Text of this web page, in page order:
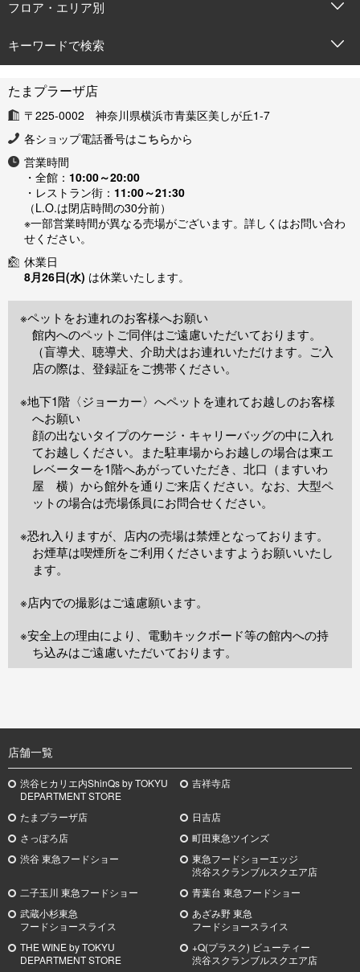
フロア・エリア別
キーワードで検索
たまプラーザ店
〒225-0002 神奈川県横浜市青葉区美しが丘1-7
各ショップ電話番号はこちらから
営業時間
・全館： 10:00～20:00
・レストラン街： 11:00～21:30
（L.O.は閉店時間の30分前）
※一部営業時間が異なる売場がございます。詳しくはお問い合わ
せください。
休業日
8月26日(水) は休業いたします。
※ペットをお連れのお客様へお願い
館内へのペットご同伴はご遠慮いただいております。
（盲導犬、聴導犬、介助犬はお連れいただけます。ご入
店の際は、登録証をご携帯ください。
※地下1階〈ジョーカー〉へペットを連れてお越しのお客様
へお願い
顔の出ないタイプのケージ・キャリーバッグの中に入れ
てお越しください。また駐車場からお越しの場合は東エ
レベーターを1階へあがっていただき、北口（ますいわ
屋 横）から館外を通りご来店ください。なお、大型ペ
ットの場合は売場係員にお問合せください。
※恐れ入りますが、店内の売場は禁煙となっております。
お煙草は喫煙所をご利用くださいますようお願いいたし
ます。
※店内での撮影はご遠慮願います。
※安全上の理由により、電動キックボード等の館内への持
ち込みはご遠慮いただいております。
店舗一覧
渋谷ヒカリエ内ShinQs by TOKYU
DEPARTMENT STORE
吉祥寺店
たまプラーザ店
日吉店
さっぽろ店
町田東急ツインズ
渋谷 東急フードショー
東急フードショーエッジ
渋谷スクランブルスクエア店
二子玉川 東急フードショー
青葉台 東急フードショー
武蔵小杉東急
フードショースライス
あざみ野東急
フードショースライス
THE WINE by TOKYU
DEPARTMENT STORE
+Q(プラスク) ビューティー
渋谷スクランブルスクエア店